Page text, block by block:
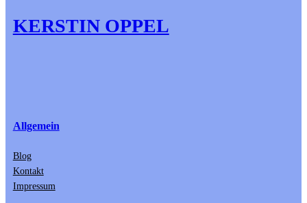
KERSTIN OPPEL
Allgemein
Blog
Kontakt
Impressum